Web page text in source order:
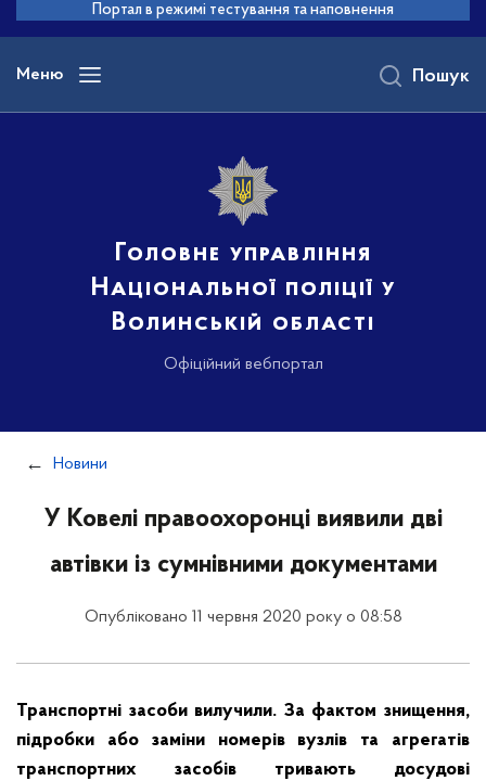
основного
вмісту
Портал в режимі тестування та наповнення
Меню
Головне управління
Національної поліції у
Волинській області
Офіційний вебпортал
Пошук
Новини
У Ковелі правоохоронці виявили дві
автівки із сумнівними документами
Опубліковано 11 червня 2020 року о 08:58
Транспортні засоби вилучили. За фактом знищення,
підробки або заміни номерів вузлів та агрегатів
транспортних засобів тривають досудові